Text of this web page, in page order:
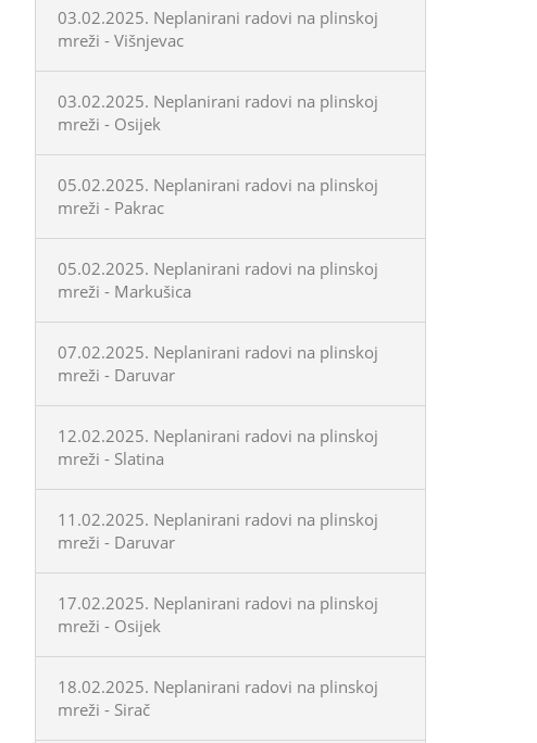
03.02.2025. Neplanirani radovi na plinskoj
mreži - Višnjevac
03.02.2025. Neplanirani radovi na plinskoj
mreži - Osijek
05.02.2025. Neplanirani radovi na plinskoj
mreži - Pakrac
05.02.2025. Neplanirani radovi na plinskoj
mreži - Markušica
07.02.2025. Neplanirani radovi na plinskoj
mreži - Daruvar
12.02.2025. Neplanirani radovi na plinskoj
mreži - Slatina
11.02.2025. Neplanirani radovi na plinskoj
mreži - Daruvar
17.02.2025. Neplanirani radovi na plinskoj
mreži - Osijek
18.02.2025. Neplanirani radovi na plinskoj
mreži - Sirač